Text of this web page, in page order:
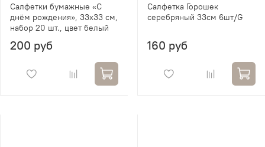
Салфетки бумажные «С
днём рождения», 33х33 см,
набор 20 шт., цвет белый
200 руб
Салфетка Горошек
серебряный 33см 6шт/G
160 руб